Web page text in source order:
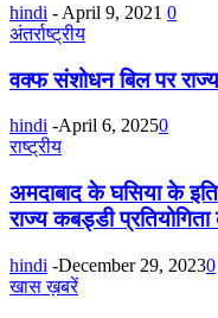
hindi - April 9, 2021 0
अंतर्राष्ट्रीय
वक्फ संशोधन बिल पर
hindi -April 6, 20250
राष्ट्रीय
अमदाबाद के घसिया के
राज्य कबड्डी
hindi -December 29, 20230
खास ख़बरें